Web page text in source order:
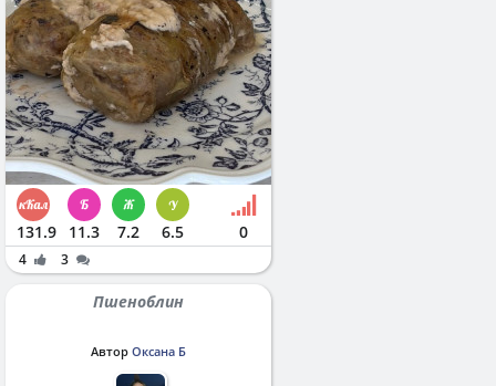
131.9 11.3 7.2 6.5 0
4 3
Пшеноблин
Автор Оксана Б